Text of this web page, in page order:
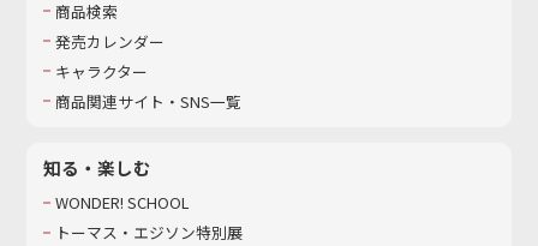
商品検索
発売カレンダー
キャラクター
商品関連サイト・SNS一覧
知る・楽しむ
WONDER! SCHOOL
トーマス・エジソン特別展